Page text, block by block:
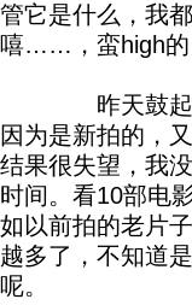
管它是什么，我
嘻……，蛮high的
昨天鼓起勇气
因为是新拍的，
结果很失望，我
时间。看10部电
如以前拍的老片
越多了，不知道
呢。